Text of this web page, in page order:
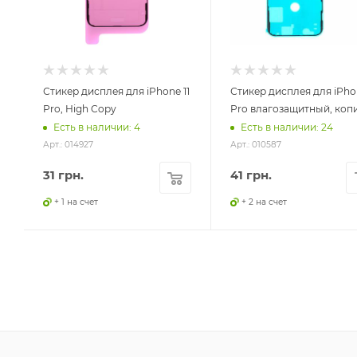
Стикер дисплея для iPhone 11
Pro, High Copy
Есть в наличии: 4
Арт.: 014927
31 грн.
+ 1 на счет
Стикер дисплея для
Pro влагозащитный,
Есть в наличии: 24
Арт.: 010587
41 грн.
+ 2 на счет